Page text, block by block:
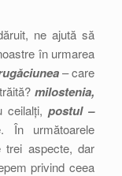
ne ajută să
în urmarea
– care
milostenia,
ceilalți,postul –
În următoarele
aspecte, dar
privind ceea